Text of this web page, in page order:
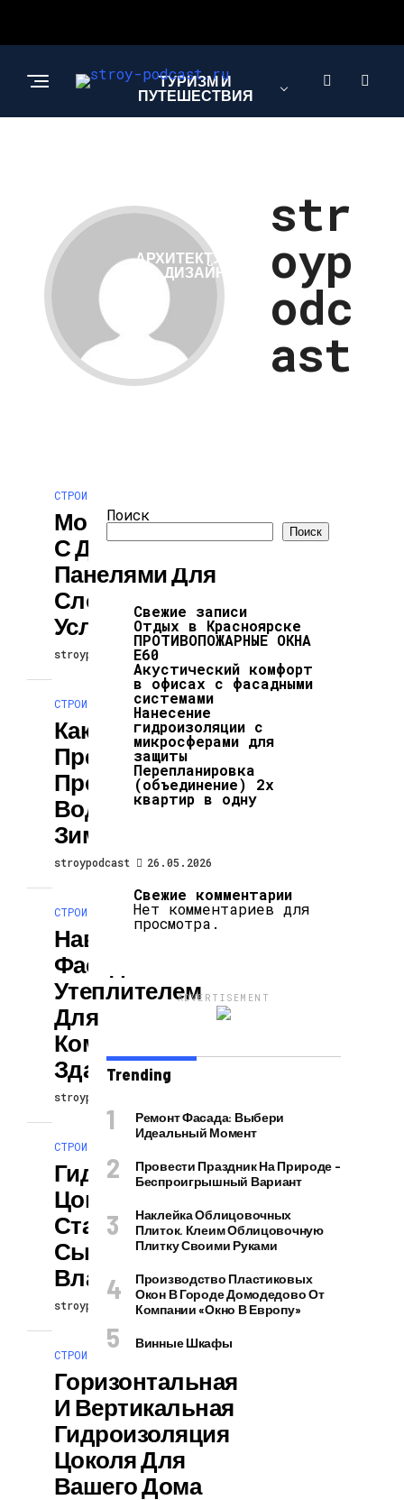
ТУРИЗМ И
ПУТЕШЕСТВИЯ
АРХИТЕКТУРА И
ДИЗАЙН
str
oyp
odc
ast
СТРОИТЕЛЬСТВО И РЕМОНТ
Монтаж Фасада
С Деревянными
Панелями Для
Сложных
Условий
stroypodcast 27.05.2026
СТРОИТЕЛЬСТВО И РЕМОНТ
Как
Предотвратить
Промерзание
Водостока
Зимой
stroypodcast 26.05.2026
СТРОИТЕЛЬСТВО И РЕМОНТ
Навесные
Фасады С
Утеплителем
Для
Коммерческих
Зданий
stroypodcast
СТРОИТЕЛЬСТВО И РЕМОНТ
Гидроизоляция
Цоколя В
Старом Доме От
Сырости И
Влаги
stroypodcast 26.05.2026
СТРОИТЕЛЬСТВО И РЕМОНТ
Горизонтальная
И Вертикальная
Гидроизоляция
Цоколя Для
Вашего Дома
Поиск
Поиск
Свежие записи
Отдых в Красноярске
ПРОТИВОПОЖАРНЫЕ ОКНА
Е60
Акустический комфорт
в офисах с фасадными
системами
Нанесение
гидроизоляции с
микросферами для
защиты
Перепланировка
(объединение) 2х
квартир в одну
Свежие комментарии
Нет комментариев для
просмотра.
ADVERTISEMENT
Trending
Ремонт Фасада: Выбери
Идеальный Момент
Провести Праздник На Природе –
Беспроигрышный Вариант
Наклейка Облицовочных
Плиток. Клеим Облицовочную
Плитку Своими Руками
Производство Пластиковых
Окон В Городе Домодедово От
Компании «Окно В Европу»
Винные Шкафы